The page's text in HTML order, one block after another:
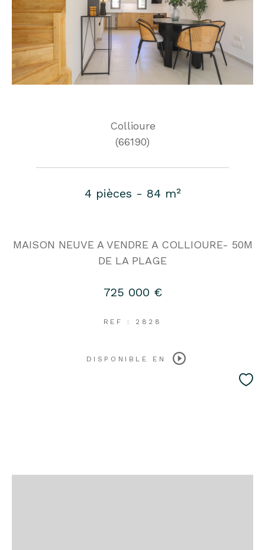
Collioure
(66190)
4 pièces - 84 m²
MAISON NEUVE A VENDRE A COLLIOURE- 50M
DE LA PLAGE
725 000 €
REF : 2828
DISPONIBLE EN